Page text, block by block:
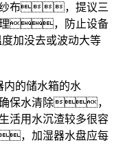
纱布，提议三
理，防止设备
加没去或波动大等
的储水箱的水
保水清除，
活用水沉渣较多很容
，加湿器水盘应每